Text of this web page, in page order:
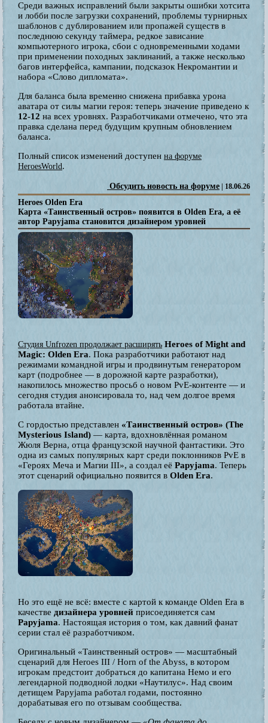
Среди важных исправлений были закрыты ошибки хотсита
и лобби после загрузки сохранений, проблемы турнирных
шаблонов с дублированием или пропажей существ в
последнюю секунду таймера, редкое зависание
компьютерного игрока, сбои с одновременными ходами
при применении походных заклинаний, а также несколько
багов интерфейса, кампании, подсказок Некромантии и
набора «Слово дипломата».
Для баланса была временно снижена прибавка урона
аватара от силы магии героя: теперь значение приведено к
12-12 на всех уровнях. Разработчиками отмечено, что эта
правка сделана перед будущим крупным обновлением
баланса.
Полный список изменений доступен на форуме
HeroesWorld.
Обсудить новость на форуме | 18.06.26
Heroes Olden Era
Карта «Таинственный остров» появится в Olden Era, а её
автор Papyjama становится дизайнером уровней
Студия Unfrozen продолжает расширять Heroes of Might and
Magic: Olden Era. Пока разработчики работают над
режимами командной игры и продвинутым генератором
карт (подробнее — в дорожной карте разработки),
накопилось множество просьб о новом PvE-контенте — и
сегодня студия анонсировала то, над чем долгое время
работала втайне.
С гордостью представлен «Таинственный остров» (The
Mysterious Island) — карта, вдохновлённая романом
Жюля Верна, отца французской научной фантастики. Это
одна из самых популярных карт среди поклонников PvE в
«Героях Меча и Магии III», а создал её Papyjama. Теперь
этот сценарий официально появится в Olden Era.
Но это ещё не всё: вместе с картой к команде Olden Era в
качестве дизайнера уровней присоединяется сам
Papyjama. Настоящая история о том, как давний фанат
серии стал её разработчиком.
Оригинальный «Таинственный остров» — масштабный
сценарий для Heroes III / Horn of the Abyss, в котором
игрокам предстоит добраться до капитана Немо и его
легендарной подводной лодки «Наутилус». Над своим
детищем Papyjama работал годами, постоянно
дорабатывая его по отзывам сообщества.